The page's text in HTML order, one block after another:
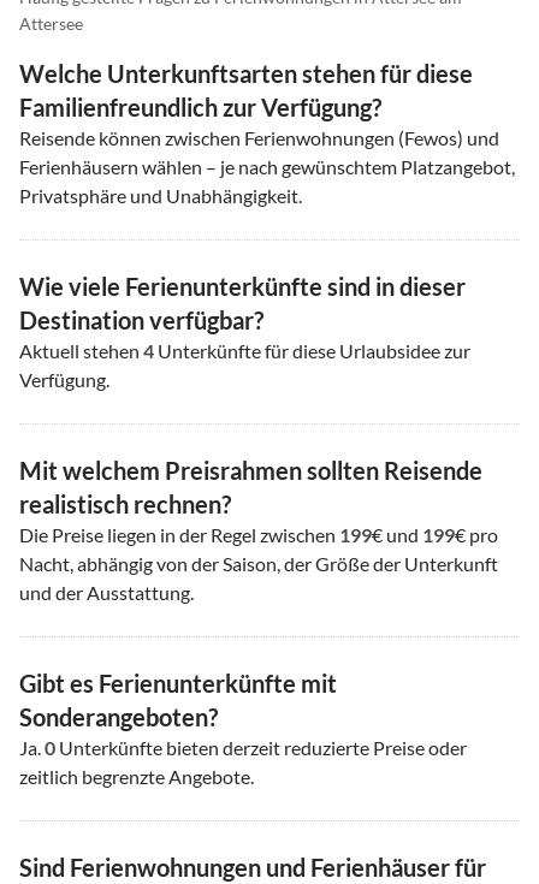
Attersee
Welche Unterkunftsarten stehen für diese
Familienfreundlich zur Verfügung?
Reisende können zwischen Ferienwohnungen (Fewos) und
Ferienhäusern wählen – je nach gewünschtem Platzangebot,
Privatsphäre und Unabhängigkeit.
Wie viele Ferienunterkünfte sind in dieser
Destination verfügbar?
Aktuell stehen 4 Unterkünfte für diese Urlaubsidee zur
Verfügung.
Mit welchem Preisrahmen sollten Reisende
realistisch rechnen?
Die Preise liegen in der Regel zwischen 199€ und 199€ pro
Nacht, abhängig von der Saison, der Größe der Unterkunft
und der Ausstattung.
Gibt es Ferienunterkünfte mit
Sonderangeboten?
Ja. 0 Unterkünfte bieten derzeit reduzierte Preise oder
zeitlich begrenzte Angebote.
Sind Ferienwohnungen und Ferienhäuser für